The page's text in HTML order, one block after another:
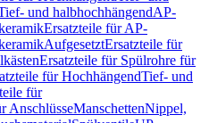
und halbhochhängendAP-
Ersatzteile für AP-
AufgesetztErsatzteile für
Ersatzteile für Spülrohre für
für HochhängendTief- und
für
AnschlüsseManschettenNippel,